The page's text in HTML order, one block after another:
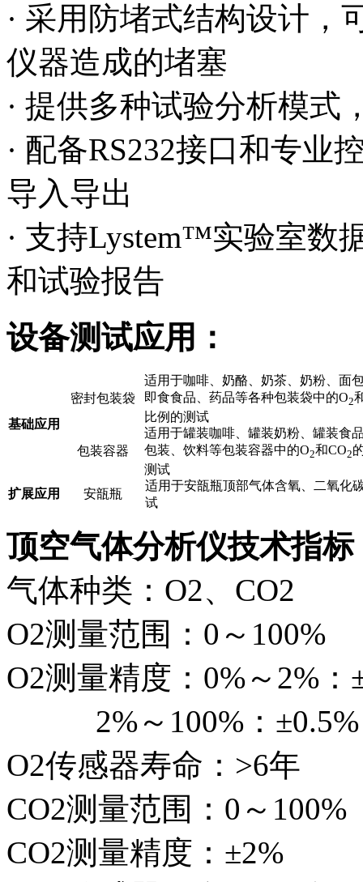
· 采用防堵式结构设计，
仪器造成的堵塞
· 提供多种试验分析模式
· 配备RS232接口和专业
导入导出
· 支持Lystem™实验室数
和试验报告
设备测试应用：
基础应用
密封包装袋
适用于咖啡、奶酪、奶茶、奶粉、面
即食食品、药品等各种包装袋中的O2
比例的测试
包装容器
适用于罐装咖啡、罐装奶粉、罐装食
包装、饮料等包装容器中的O2和CO2
测试
扩展应用
安瓿瓶
适用于安瓿瓶顶部气体含氧、二氧化
试
顶空气体分析仪技术指标
气体种类：O2、CO2
O2测量范围：0～100%
O2测量精度：0%～2%
2%～100%：±0.5%
O2传感器寿命：>6年
CO2测量范围：0～100%
CO2测量精度：±2%